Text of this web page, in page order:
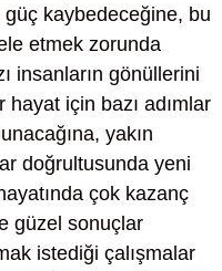
kaybedeceğine, bu
etmek zorunda
insanların gönüllerini
hayat için bazı adımlar
yakın
doğrultusunda yeni
çok kazanç
güzel sonuçlar
istediği çalışmalar